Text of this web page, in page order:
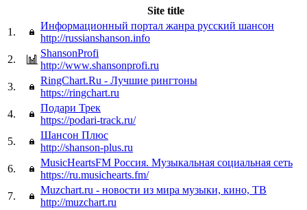
Site title
1.
Информационный портал жанра русский шансон
http://russianshanson.info
2.
ShansonProfi
http://www.shansonprofi.ru
3.
RingChart.Ru - Лучшие рингтоны
https://ringchart.ru
4.
Подари Трек
https://podari-track.ru/
5.
Шансон Плюс
http://shanson-plus.ru
6.
MusicHeartsFM Россия. Музыкальная социальная сеть
https://ru.musichearts.fm/
7.
Muzchart.ru - новости из мира музыки, кино, ТВ
http://muzchart.ru